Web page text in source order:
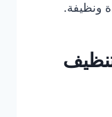
ونظيفة.